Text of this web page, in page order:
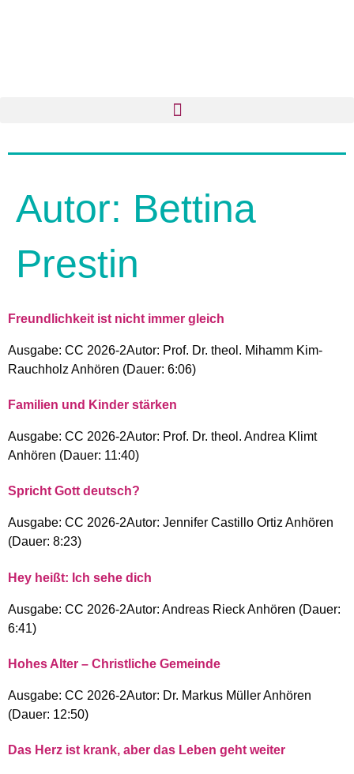
Autor: Bettina
Prestin
Freundlichkeit ist nicht immer gleich
Ausgabe: CC 2026-2Autor: Prof. Dr. theol. Mihamm Kim-
Rauchholz Anhören (Dauer: 6:06)
Familien und Kinder stärken
Ausgabe: CC 2026-2Autor: Prof. Dr. theol. Andrea Klimt
Anhören (Dauer: 11:40)
Spricht Gott deutsch?
Ausgabe: CC 2026-2Autor: Jennifer Castillo Ortiz Anhören
(Dauer: 8:23)
Hey heißt: Ich sehe dich
Ausgabe: CC 2026-2Autor: Andreas Rieck Anhören (Dauer:
6:41)
Hohes Alter – Christliche Gemeinde
Ausgabe: CC 2026-2Autor: Dr. Markus Müller Anhören
(Dauer: 12:50)
Das Herz ist krank, aber das Leben geht weiter